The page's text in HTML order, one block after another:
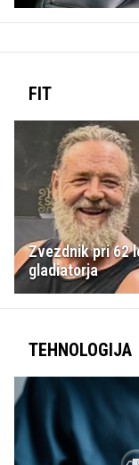
FIT
Zvezdnik pri 62
gladiatorja
TEHNOLOGIJA